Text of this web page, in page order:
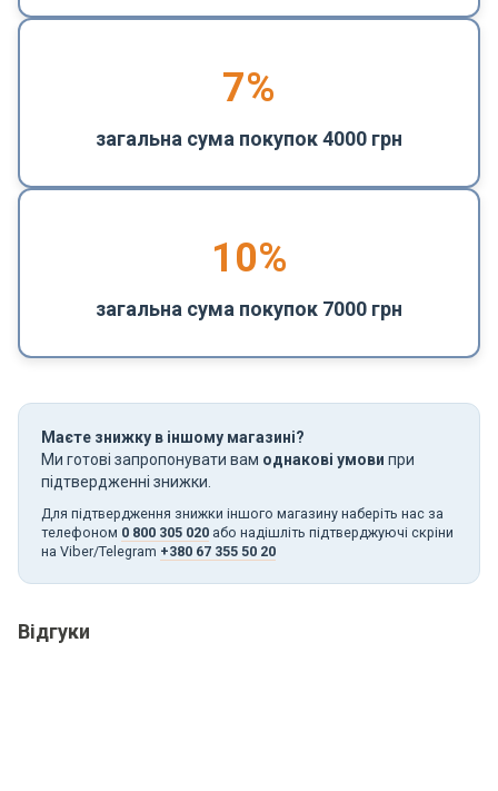
7%
загальна сума покупок 4000 грн
10%
загальна сума покупок 7000 грн
Маєте знижку в іншому магазині?
Ми готові запропонувати вам однакові умови при
підтвердженні знижки.
Для підтвердження знижки іншого магазину наберіть нас за
телефоном 0 800 305 020 або надішліть підтверджуючі скріни
на Viber/Telegram +380 67 355 50 20
Відгуки